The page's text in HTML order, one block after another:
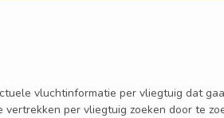
vluchtinformatie per vliegtuig dat
per vliegtuig zoeken door te